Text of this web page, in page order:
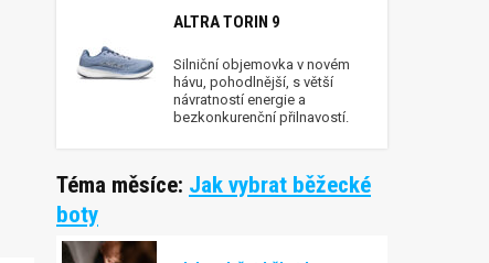
ALTRA TORIN 9
Silniční objemovka v novém
hávu, pohodlnější, s větší
návratností energie a
bezkonkurenční přilnavostí.
Téma měsíce: Jak vybrat běžecké
boty